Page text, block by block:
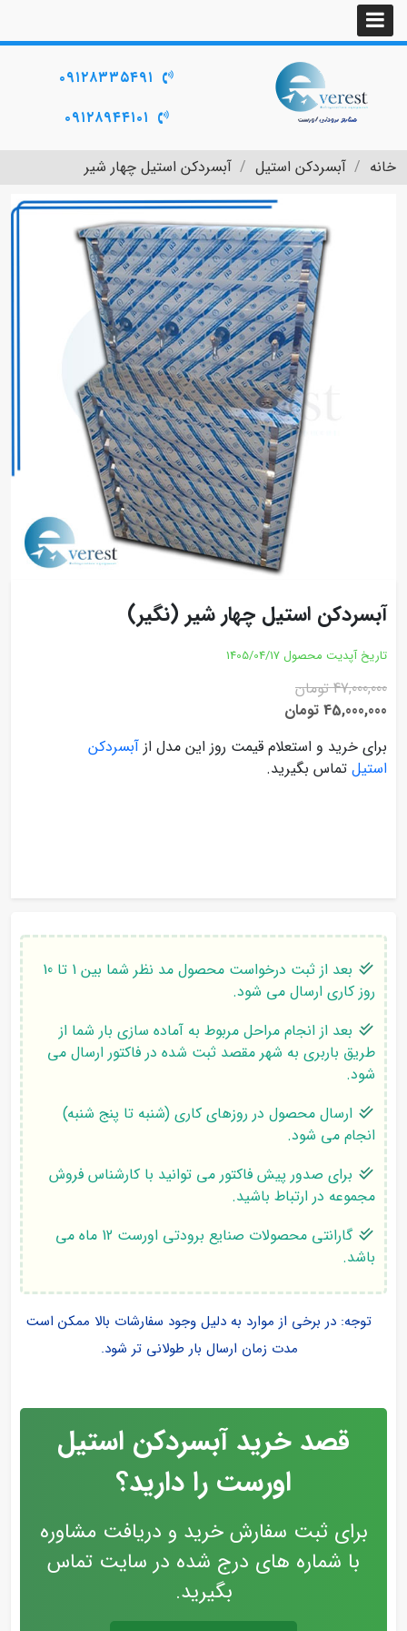
۰۹۱۲۸۳۳۵۴۹۱
۰۹۱۲۸۹۴۴۱۰۱
خانه آبسردکن استیل آبسردکن استیل چهار شیر
آبسردکن استیل چهار شیر (نگیر)
تاریخ آپدیت محصول 1405/04/17
47,000,000 تومان
45,000,000 تومان
برای خرید و استعلام قیمت روز این مدل از آبسردکن
استیل تماس بگیرید.
بعد از ثبت درخواست محصول مد نظر شما بین 1 تا 10
روز کاری ارسال می شود.
بعد از انجام مراحل مربوط به آماده سازی بار شما از
طریق باربری به شهر مقصد ثبت شده در فاکتور ارسال می
شود.
ارسال محصول در روزهای کاری (شنبه تا پنج شنبه)
انجام می شود.
برای صدور پیش فاکتور می توانید با کارشناس فروش
مجموعه در ارتباط باشید.
گارانتی محصولات صنایع برودتی اورست 12 ماه می
باشد.
توجه: در برخی از موارد به دلیل وجود سفارشات بالا ممکن است
مدت زمان ارسال بار طولانی تر شود.
قصد خرید آبسردکن استیل
اورست را دارید؟
برای ثبت سفارش خرید و دریافت مشاوره
با شماره های درج شده در سایت تماس
بگیرید.